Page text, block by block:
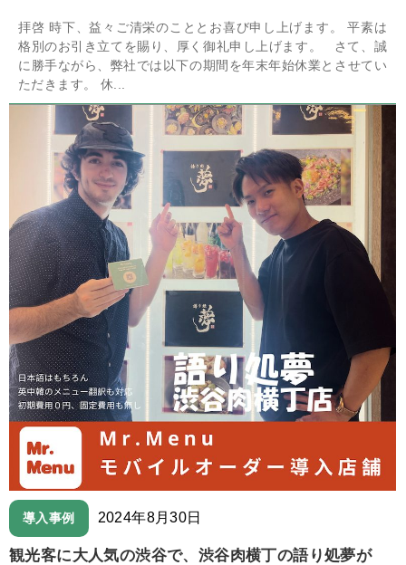
拝啓 時下、益々ご清栄のこととお喜び申し上げます。 平素は
格別のお引き立てを賜り、厚く御礼申し上げます。 さて、誠
に勝手ながら、弊社では以下の期間を年末年始休業とさせてい
ただきます。 休...
導入事例 2024年8月30日
観光客に大人気の渋谷で、渋谷肉横丁の語り処夢が